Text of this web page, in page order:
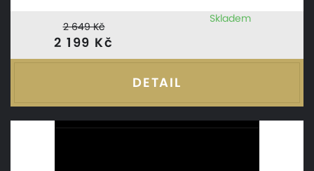
2 649 Kč
2 199 Kč
Skladem
DETAIL